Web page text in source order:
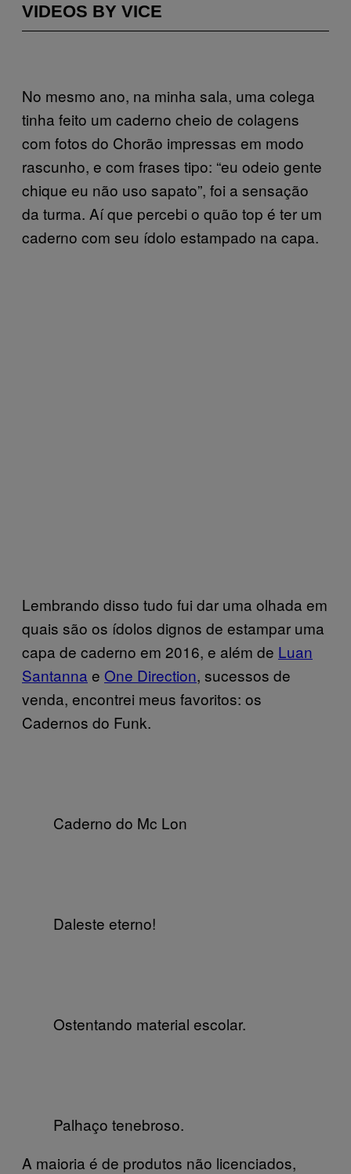
VIDEOS BY VICE
No mesmo ano, na minha sala, uma colega
tinha feito um caderno cheio de colagens
com fotos do Chorão impressas em modo
rascunho, e com frases tipo: “eu odeio gente
chique eu não uso sapato”, foi a sensação
da turma. Aí que percebi o quão top é ter um
caderno com seu ídolo estampado na capa.
Lembrando disso tudo fui dar uma olhada em
quais são os ídolos dignos de estampar uma
capa de caderno em 2016, e além de Luan
Santanna e One Direction, sucessos de
venda, encontrei meus favoritos: os
Cadernos do Funk.
Caderno do Mc Lon
Daleste eterno!
Ostentando material escolar.
Palhaço tenebroso.
A maioria é de produtos não licenciados,